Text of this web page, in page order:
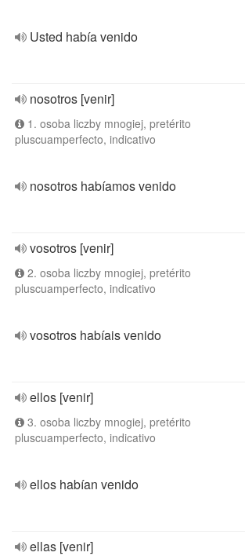
Usted había venido
nosotros [venir]
1. osoba liczby mnogiej, pretérito
pluscuamperfecto, indicativo
nosotros habíamos venido
vosotros [venir]
2. osoba liczby mnogiej, pretérito
pluscuamperfecto, indicativo
vosotros habíais venido
ellos [venir]
3. osoba liczby mnogiej, pretérito
pluscuamperfecto, indicativo
ellos habían venido
ellas [venir]